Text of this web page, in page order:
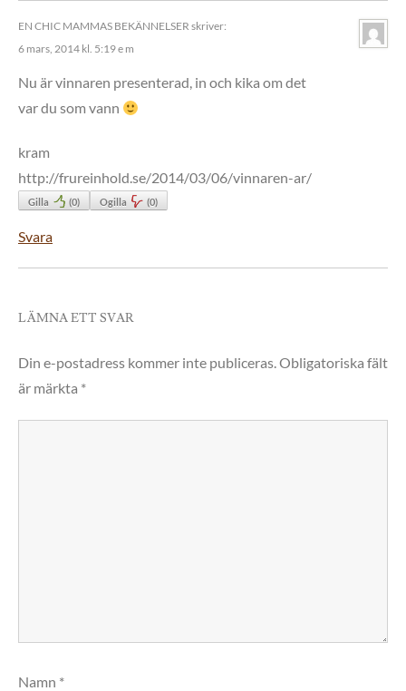
EN CHIC MAMMAS BEKÄNNELSER skriver:
6 mars, 2014 kl. 5:19 e m
Nu är vinnaren presenterad, in och kika om det
var du som vann
kram
http://frureinhold.se/2014/03/06/vinnaren-ar/
Gilla (0) Ogilla (0)
Svara
LÄMNA ETT SVAR
Din e-postadress kommer inte publiceras.Obligatoriska fält
är märkta *
Namn *